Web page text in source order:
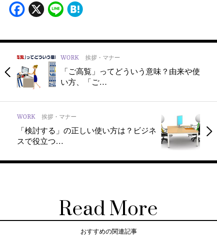
Facebook
X Line
WORK 挨拶・マナー
「ご高覧」ってどういう意味？由来や使
い方、「ご…
WORK 挨拶・マナー
「検討する」の正しい使い方は？ビジネ
スで役立つ…
Read More
おすすめの関連記事